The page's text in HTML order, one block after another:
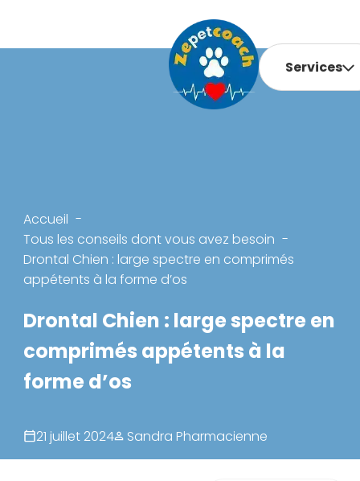
Services
Accueil
Tous les conseils dont vous avez besoin
Drontal Chien : large spectre en comprimés
appétents à la forme d’os
Drontal Chien : large spectre en
comprimés appétents à la
forme d’os
21 juillet 2024 Sandra Pharmacienne